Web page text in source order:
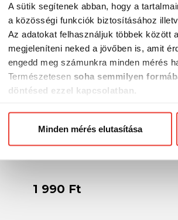
A sütik segítenek abban, hogy a
a közösségi funkciók biztosításához
Az adatokat felhasználjuk többek között
megjeleníteni neked a jövőben is, amit
engedd meg számunkra minden mérés
Természetesen soha semmilyen
döntésed ezzel kapcsolatban.
Minden mérés elutasítása
1 990 Ft